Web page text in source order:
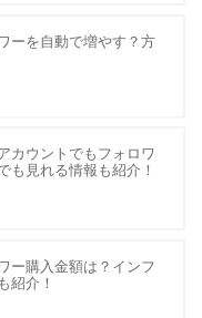
ーを自動で増やす？方
カウントでもフォロワ
も見れる情報も紹介！
ー購入金額は？インフ
紹介！